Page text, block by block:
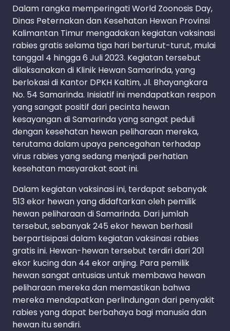
Dalam rangka memperingati World Zoonosis Day,
Dinas Peternakan dan Kesehatan Hewan Provinsi
Kalimantan Timur mengadakan kegiatan vaksinasi
rabies gratis selama tiga hari berturut-turut, mulai
tanggal 4 hingga 6 Juli 2023. Kegiatan tersebut
dilaksanakan di Klinik Hewan Samarinda, yang
berlokasi di Kantor DPKH Kaltim, Jl. Bhayangkara
No. 54 Samarinda. Inisiatif ini mendapatkan respon
yang sangat positif dari pecinta hewan
kesayangan di Samarinda yang sangat peduli
dengan kesehatan hewan peliharaan mereka,
terutama dalam upaya pencegahan terhadap
virus rabies yang sedang menjadi perhatian
kesehatan masyarakat saat ini.
Dalam kegiatan vaksinasi ini, terdapat sebanyak
513 ekor hewan yang didaftarkan oleh pemilik
hewan peliharaan di Samarinda. Dari jumlah
tersebut, sebanyak 245 ekor hewan berhasil
berpartisipasi dalam kegiatan vaksinasi rabies
gratis ini. Hewan-hewan tersebut terdiri dari 201
ekor kucing dan 44 ekor anjing. Para pemilik
hewan sangat antusias untuk membawa hewan
peliharaan mereka dan memastikan bahwa
mereka mendapatkan perlindungan dari penyakit
rabies yang dapat berbahaya bagi manusia dan
hewan itu sendiri.